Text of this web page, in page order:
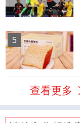
5
查看更多